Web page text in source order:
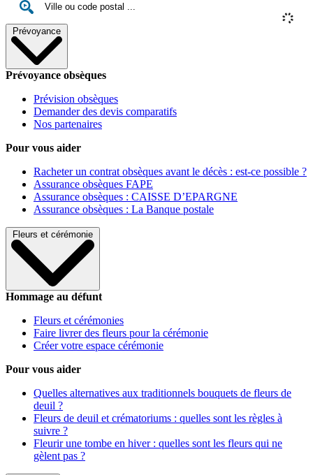
Prévoyance
Prévoyance obsèques
Prévision obsèques
Demander des devis comparatifs
Nos partenaires
Pour vous aider
Racheter un contrat obsèques avant le décès : est-ce possible ?
Assurance obsèques FAPE
Assurance obsèques : CAISSE D’EPARGNE
Assurance obsèques : La Banque postale
Fleurs et cérémonie
Hommage au défunt
Fleurs et cérémonies
Faire livrer des fleurs pour la cérémonie
Créer votre espace cérémonie
Pour vous aider
Quelles alternatives aux traditionnels bouquets de fleurs de
deuil ?
Fleurs de deuil et crématoriums : quelles sont les règles à
suivre ?
Fleurir une tombe en hiver : quelles sont les fleurs qui ne
gèlent pas ?